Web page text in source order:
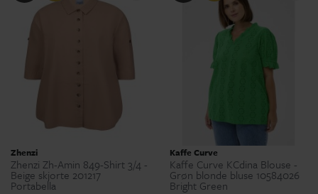
Zhenzi
Zhenzi Zh-Amin 849-Shirt 3/4 -
Beige skjorte 201217
Portabella
Kaffe Curve
Kaffe Curve KCdina Blouse -
Grøn blonde bluse 10584026
Bright Green